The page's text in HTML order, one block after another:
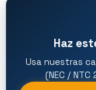
Haz
Usa nuestras
(NEC /